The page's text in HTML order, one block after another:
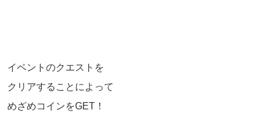
イベントのクエストを
クリアすることによって
めざめコインをGET！